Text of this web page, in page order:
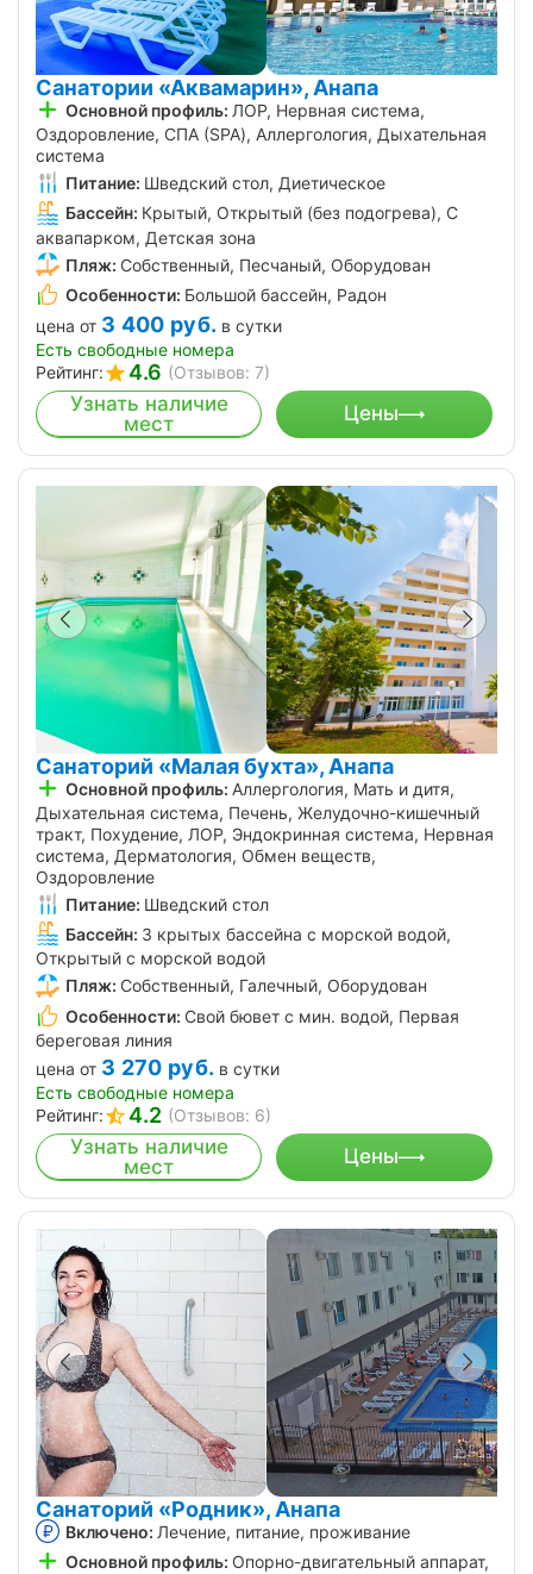
Санатории «Аквамарин», Анапа
Основной профиль: ЛОР, Нервная система,
Оздоровление, СПА (SPA), Аллергология, Дыхательная
система
Питание: Шведский стол, Диетическое
Бассейн: Крытый, Открытый (без подогрева), С
аквапарком, Детская зона
Пляж: Собственный, Песчаный, Оборудован
Особенности: Большой бассейн, Радон
цена от 3 400 руб. в сутки
Есть свободные номера
Рейтинг:
4.6 (Отзывов: 7)
Узнать наличие
мест
Цены
Санаторий «Малая бухта», Анапа
Основной профиль: Аллергология, Мать и дитя,
Дыхательная система, Печень, Желудочно-кишечный
тракт, Похудение, ЛОР, Эндокринная система, Нервная
система, Дерматология, Обмен веществ,
Оздоровление
Питание: Шведский стол
Бассейн: 3 крытых бассейна с морской водой,
Открытый с морской водой
Пляж: Собственный, Галечный, Оборудован
Особенности: Свой бювет с мин. водой, Первая
береговая линия
цена от 3 270 руб. в сутки
Есть свободные номера
Рейтинг:
4.2 (Отзывов: 6)
Узнать наличие
мест
Цены
Санаторий «Родник», Анапа
Включено: Лечение, питание, проживание
Основной профиль: Опорно-двигательный аппарат,